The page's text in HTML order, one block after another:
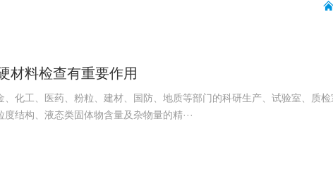
材料检查有重要作用
化工、医药、粉粒、建材、国防、地质等部门的科研生产、试验室、质检
结构、液态类固体物含量及杂物量的精···